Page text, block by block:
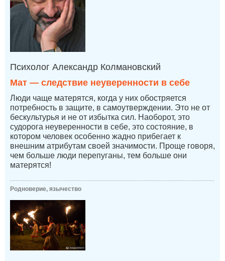
Психолог Александр Колмановский
Мат — следствие неуверенности в себе
Люди чаще матерятся, когда у них обостряется
потребность в защите, в самоутверждении. Это не от
бескультурья и не от избытка сил. Наоборот, это
судорога неуверенности в себе, это состояние, в
котором человек особенно жадно прибегает к
внешним атрибутам своей значимости. Проще говоря,
чем больше люди перепуганы, тем больше они
матерятся!
Родноверие, язычество